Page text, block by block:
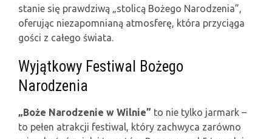
stanie się prawdziwą „stolicą Bożego Narodzenia”,
oferując niezapomnianą atmosferę, która przyciąga
gości z całego świata.
Wyjątkowy Festiwal Bożego
Narodzenia
„Boże Narodzenie w Wilnie” to nie tylko jarmark –
to pełen atrakcji festiwal, który zachwyca zarówno